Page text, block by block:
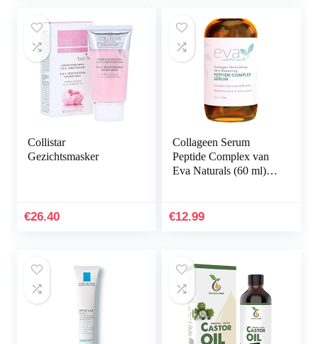
Collistar
Gezichtsmasker
€26.40
Collageen Serum
Peptide Complex van
Eva Naturals (60 ml) –
Antiveroudering
€12.99